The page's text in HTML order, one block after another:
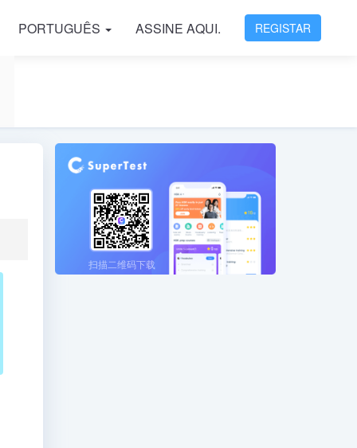
PORTUGUÊS ASSINE AQUI. REGISTAR
扫描二维码下载